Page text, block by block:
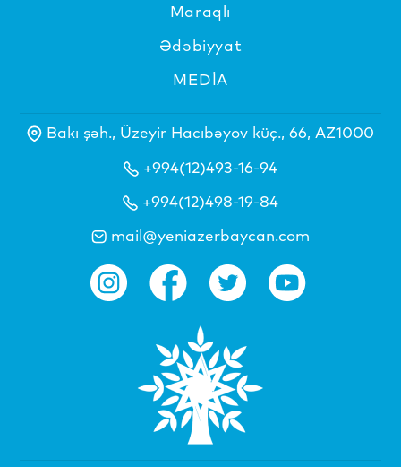
Maraqlı
Ədəbiyyat
MEDİA
Bakı şəh., Üzeyir Hacıbəyov küç., 66, AZ1000
+994(12)493-16-94
+994(12)498-19-84
mail@yeniazerbaycan.com